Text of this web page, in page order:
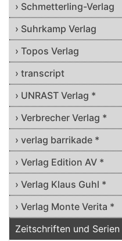
› Schmetterling-Verlag
› Suhrkamp Verlag
› Topos Verlag
› transcript
› UNRAST Verlag *
› Verbrecher Verlag *
› verlag barrikade *
› Verlag Edition AV *
› Verlag Klaus Guhl *
› Verlag Monte Verita *
Zeitschriften und Serien